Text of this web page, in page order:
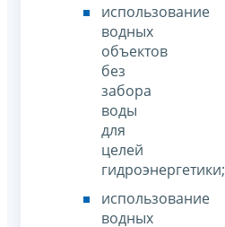
использование
водных
объектов
без
забора
воды
для
целей
гидроэнергетики;
использование
водных